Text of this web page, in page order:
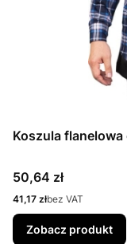
Koszula flanelowa
Cena
50,64 zł
Cena
41,17 złbez VAT
Zobacz produkt